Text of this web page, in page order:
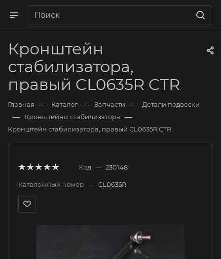
Кронштейн
стабилизатора,
правый CL0635R CTR
Главная — Каталог — Запчасти — Детали подвески
— Кронштейны стабилизатора —
Кронштейн стабилизатора, правый CL0635R CTR
Код — 230148
Каталожный номер — CL0635R